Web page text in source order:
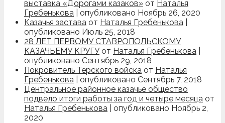
выставка «Дорогами казаков» от Наталья
Гребенькова
опубликовано Ноябрь 26, 2020
Казачья застава от Наталья Гребенькова
опубликовано Июль 25, 2018
28 ЛЕТ ПЕРВОМУ СТАВРОПОЛЬСКОМУ
КАЗАЧЬЕМУ КРУГУ от Наталья Гребенькова
опубликовано Сентябрь 29, 2018
Покровитель Терского войска от Наталья
Гребенькова
опубликовано Сентябрь 7, 2018
Центральное районное казачье общество
подвело итоги работы за год и четыре месяца от
Наталья Гребенькова
опубликовано Ноябрь 2,
2020